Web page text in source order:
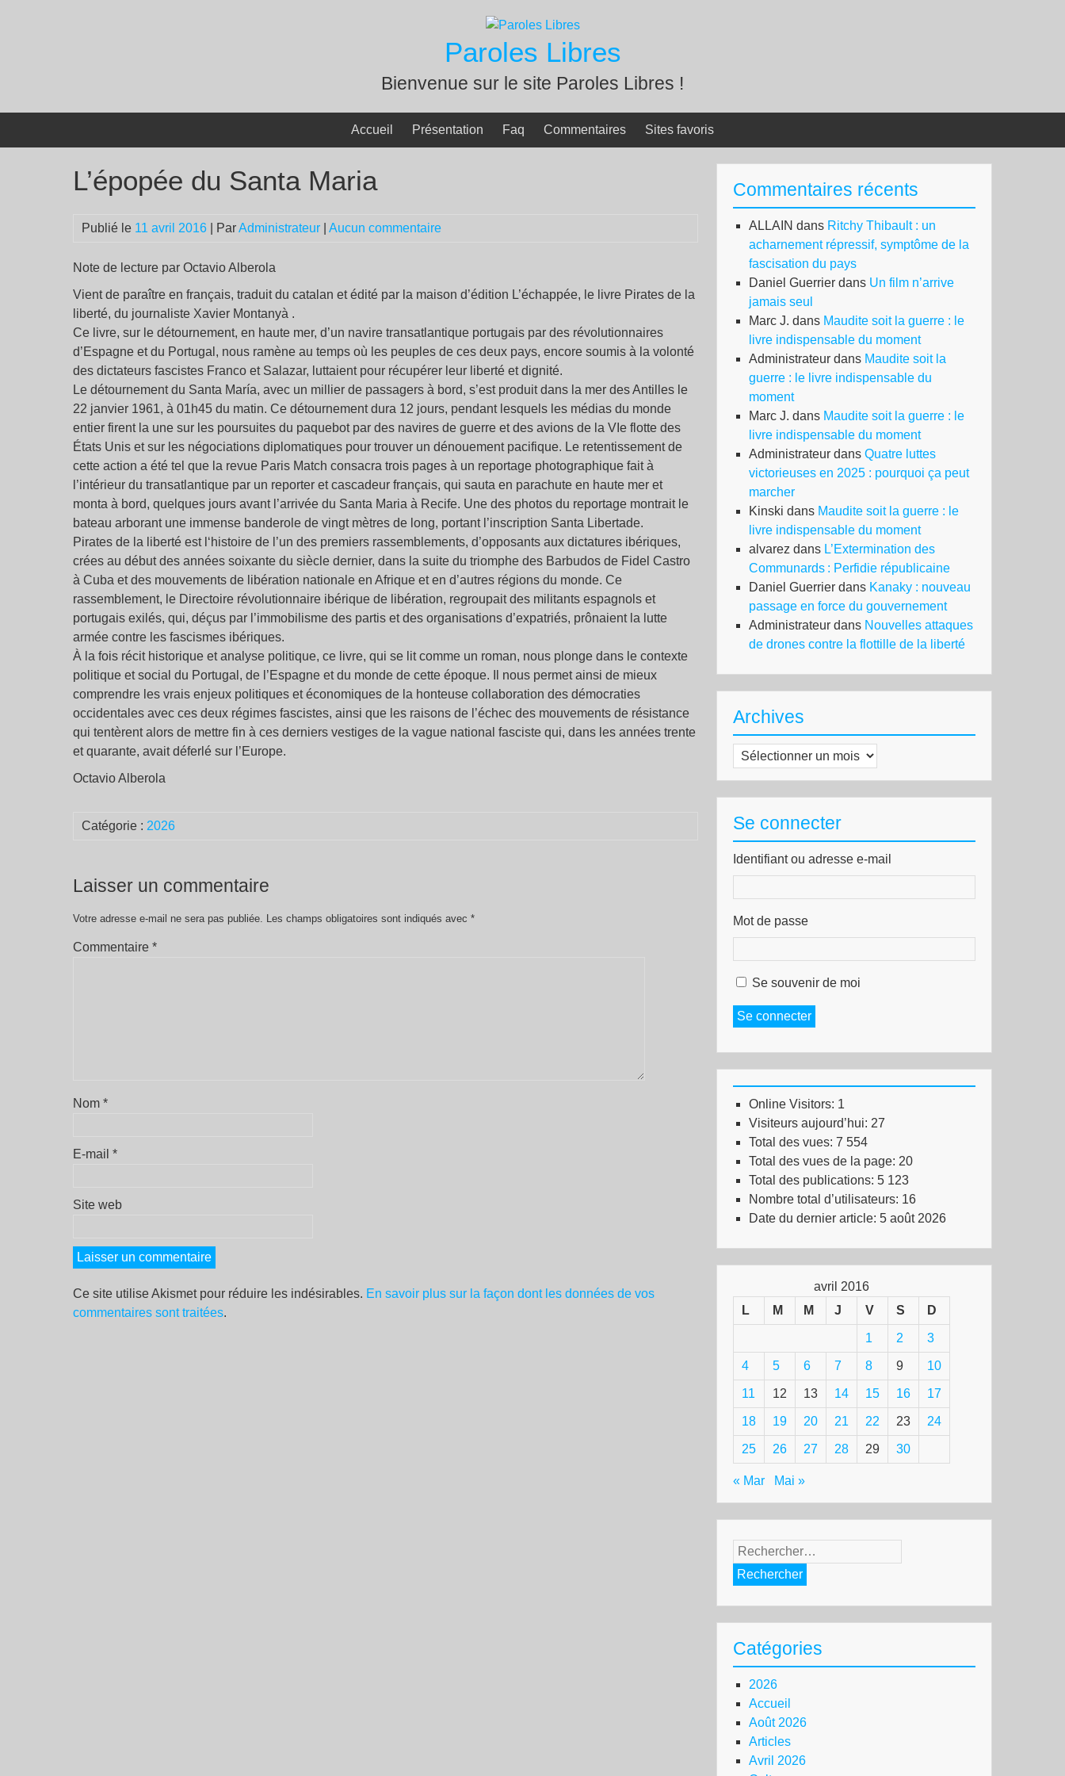
Paroles Libres
Bienvenue sur le site Paroles Libres !
Accueil Présentation Faq Commentaires Sites favoris
L’épopée du Santa Maria
Publié le 11 avril 2016 | ParAdministrateur Aucun commentaire
Note de lecture par Octavio Alberola
Vient de paraître en français, traduit du catalan et édité par la maison d’édition L’échappée, le livre Pirates de la
liberté, du journaliste Xavier Montanyà .
Ce livre, sur le détournement, en haute mer, d’un navire transatlantique portugais par des révolutionnaires
d’Espagne et du Portugal, nous ramène au temps où les peuples de ces deux pays, encore soumis à la volonté
des dictateurs fascistes Franco et Salazar, luttaient pour récupérer leur liberté et dignité.
Le détournement du Santa María, avec un millier de passagers à bord, s’est produit dans la mer des Antilles le
22 janvier 1961, à 01h45 du matin. Ce détournement dura 12 jours, pendant lesquels les médias du monde
entier firent la une sur les poursuites du paquebot par des navires de guerre et des avions de la VIe flotte des
États Unis et sur les négociations diplomatiques pour trouver un dénouement pacifique. Le retentissement de
cette action a été tel que la revue Paris Match consacra trois pages à un reportage photographique fait à
l’intérieur du transatlantique par un reporter et cascadeur français, qui sauta en parachute en haute mer et
monta à bord, quelques jours avant l’arrivée du Santa Maria à Recife. Une des photos du reportage montrait le
bateau arborant une immense banderole de vingt mètres de long, portant l’inscription Santa Libertade.
Pirates de la liberté est l‘histoire de l’un des premiers rassemblements, d’opposants aux dictatures ibériques,
crées au début des années soixante du siècle dernier, dans la suite du triomphe des Barbudos de Fidel Castro
à Cuba et des mouvements de libération nationale en Afrique et en d’autres régions du monde. Ce
rassemblement, le Directoire révolutionnaire ibérique de libération, regroupait des militants espagnols et
portugais exilés, qui, déçus par l’immobilisme des partis et des organisations d’expatriés, prônaient la lutte
armée contre les fascismes ibériques.
À la fois récit historique et analyse politique, ce livre, qui se lit comme un roman, nous plonge dans le contexte
politique et social du Portugal, de l’Espagne et du monde de cette époque. Il nous permet ainsi de mieux
comprendre les vrais enjeux politiques et économiques de la honteuse collaboration des démocraties
occidentales avec ces deux régimes fascistes, ainsi que les raisons de l’échec des mouvements de résistance
qui tentèrent alors de mettre fin à ces derniers vestiges de la vague national fasciste qui, dans les années trente
et quarante, avait déferlé sur l’Europe.
Octavio Alberola
Catégorie : 2026
Laisser un commentaire
Votre adresse e-mail ne sera pas publiée. Les champs obligatoires sont indiqués avec *
Commentaire *
Nom *
E-mail *
Site web
Ce site utilise Akismet pour réduire les indésirables. En savoir plus sur la façon dont les données de vos
commentaires sont traitées.
Commentaires récents
ALLAIN dans Ritchy Thibault : un
acharnement répressif, symptôme de la
fascisation du pays
Daniel Guerrier dans Un film n’arrive
jamais seul
Marc J. dans Maudite soit la guerre : le
livre indispensable du moment
Administrateur dans Maudite soit la
guerre : le livre indispensable du
moment
Marc J. dans Maudite soit la guerre : le
livre indispensable du moment
Administrateur dans Quatre luttes
victorieuses en 2025 : pourquoi ça peut
marcher
Kinski dans Maudite soit la guerre : le
livre indispensable du moment
alvarez dans L’Extermination des
Communards : Perfidie républicaine
Daniel Guerrier dans Kanaky : nouveau
passage en force du gouvernement
Administrateur dans Nouvelles attaques
de drones contre la flottille de la liberté
Archives
Archives
Se connecter
Identifiant ou adresse e-mail
Mot de passe
Se souvenir de moi
Se connecter
Online Visitors: 1
Visiteurs aujourd’hui: 27
Total des vues: 7 554
Total des vues de la page: 20
Total des publications: 5 123
Nombre total d’utilisateurs: 16
Date du dernier article: 5 août 2026
avril 2016
L
M M J V S D
1 2 3
4 5 6 7 8 9 10
11 12 13 14 15 16 17
18 19 20 21 22 23 24
25 26 27 28 29 30
« Mar Mai »
Rechercher :
Catégories
2026
Accueil
Août 2026
Articles
Avril 2026